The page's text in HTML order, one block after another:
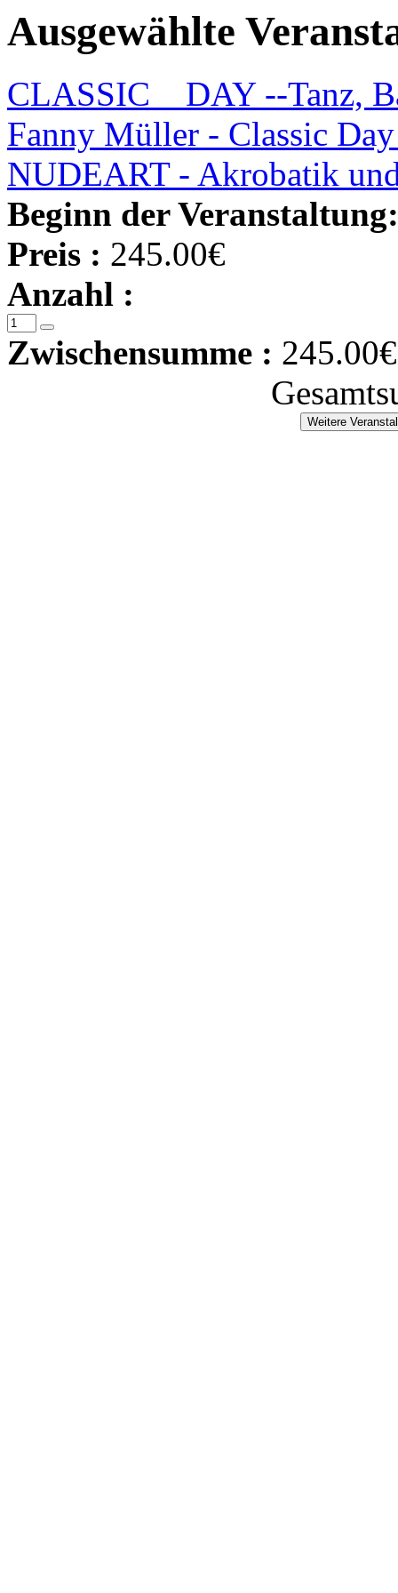
Ausgewählte
CLASSIC _ DAY --Tanz,
Fanny Müller - Classic
NUDEART - Akrobatik
Beginn der
Preis : 245.00€
Anzahl :
Zwischensumme : 245.00€
Weitere